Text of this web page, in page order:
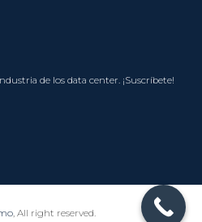
de los data center. ¡Suscríbete!
, All right reserved.